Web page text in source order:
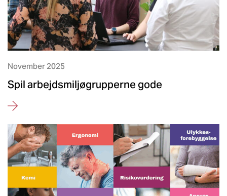
November 2025
Spil arbejdsmiljøgrupperne gode